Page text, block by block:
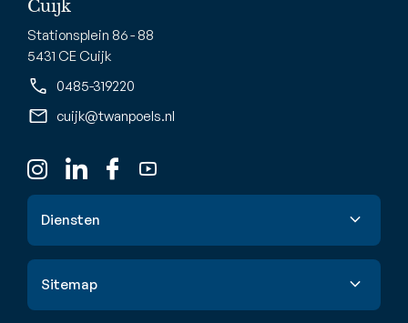
Cuijk
Stationsplein 86 - 88
5431 CE Cuijk
0485-319220
cuijk@twanpoels.nl
Diensten
Sitemap